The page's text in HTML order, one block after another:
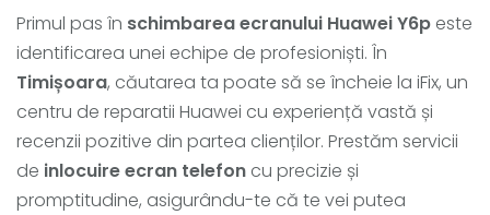
Primul pas în schimbarea ecranului Huawei Y6p este
identificarea unei echipe de profesioniști. În
Timișoara, căutarea ta poate să se încheie la iFix, un
centru de reparatii Huawei cu experiență vastă și
recenzii pozitive din partea clienților. Prestăm servicii
de inlocuire ecran telefon cu precizie și
promptitudine, asigurându-te că te vei putea